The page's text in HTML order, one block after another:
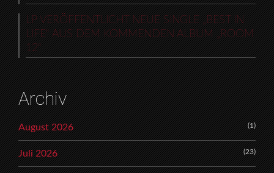
LP VERÖFFENTLICHT NEUE SINGLE „BEST IN
LIFE“ AUS DEM KOMMENDEN ALBUM „ROOM
12“
Archiv
August 2026 (1)
Juli 2026 (23)